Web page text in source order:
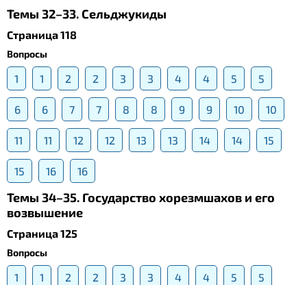
Темы 32–33. Сельджукиды
Страница 118
Вопросы
1 1 2 2 3 3 4 4 5 5
6 6 7 7 8 8 9 9 10 10
11 11 12 12 13 13 14 14 15
15 16 16
Темы 34–35. Государство хорезмшахов и его
возвышение
Страница 125
Вопросы
1 1 2 2 3 3 4 4 5 5